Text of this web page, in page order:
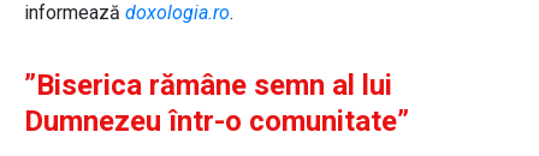
informează doxologia.ro.
”Biserica rămâne semn al lui
Dumnezeu într-o comunitate”